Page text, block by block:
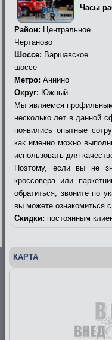
Часы
Район: Центральное
Чертаново
Шоссе: Варшавское
шоссе
Метро: Аннино
Округ: Южный
Мы являемся профильным
несколько лет в данной
появились опытные
как именно можно
использовать для
Поэтому, если вы не
кроссовера или
обратиться, звоните по
вы можете ознакомиться
Скидки: постоянным
КАРТА